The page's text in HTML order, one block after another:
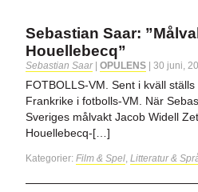
Sebastian Saar:
Houellebecq”
Sebastian Saar OPULENS 30 juni,
FOTBOLLS-VM. Sent i kväll
Frankrike i fotbolls-VM. När
Sveriges målvakt Jacob Widell
Houellebecq-[…]
Kategorier: Film & Spel Litteratur &